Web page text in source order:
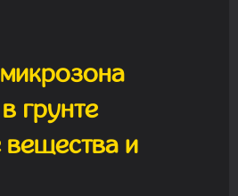
грунте
вещества и